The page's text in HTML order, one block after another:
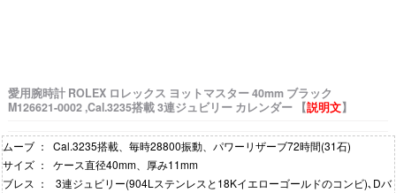
愛用腕時計 ROLEX ロレックス ヨットマスター 40mm ブラック
M126621-0002 ,Cal.3235搭載 3連ジュビリー カレンダー 【説明文】
ムーブ ： Cal.3235搭載、毎時28800振動、パワーリザーブ72時間(31石)
サイズ ： ケース直径40mm、厚み11mm
ブレス ： 3連ジュビリー(904Lステンレスと18Kイエローゴールドのコンビ)､Dバ